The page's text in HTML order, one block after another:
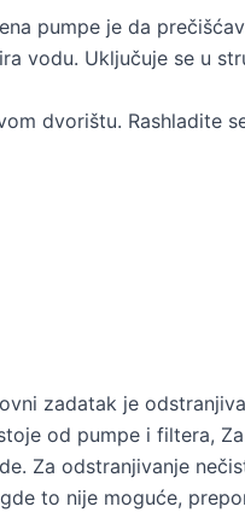
pumpe je da
vodu. Uključuje se u
dvorištu. Rashladite
zadatak je
od pumpe i filtera,
Za odstranjivanje
to nije moguće,